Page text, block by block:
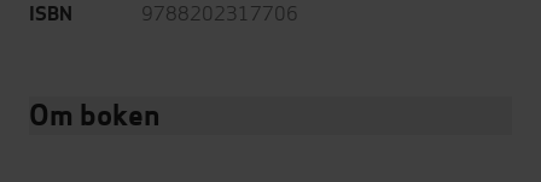
ISBN 9788202317706
Om boken